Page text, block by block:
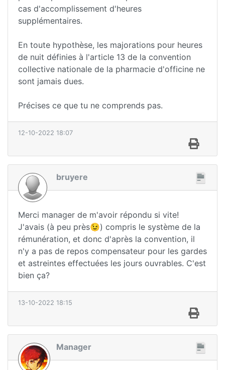
cas d'accomplissement d'heures
supplémentaires.
En toute hypothèse, les majorations pour heures
de nuit définies à l'article 13 de la convention
collective nationale de la pharmacie d'officine ne
sont jamais dues.
Précises ce que tu ne comprends pas.
12-10-2022 18:07
bruyere
Merci manager de m'avoir répondu si vite!
J'avais (à peu près😉) compris le système de la
rémunération, et donc d'après la convention, il
n'y a pas de repos compensateur pour les gardes
et astreintes effectuées les jours ouvrables. C'est
bien ça?
13-10-2022 18:15
Manager